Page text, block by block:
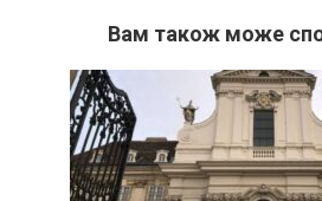
Вам також може